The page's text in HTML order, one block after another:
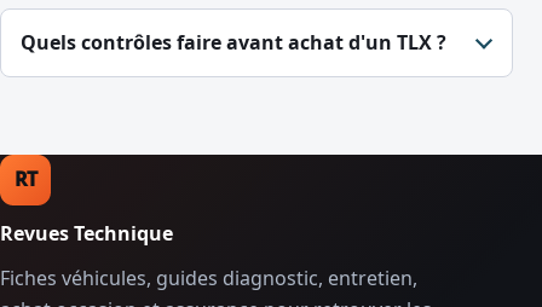
Quels contrôles faire avant achat d'un TLX ?
RT
Revues Technique
Fiches véhicules, guides diagnostic, entretien,